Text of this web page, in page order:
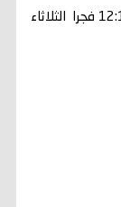
📌 مستجدات كهرباء عدن – حتى الساعة 12:12 فجرا الثلاثاء